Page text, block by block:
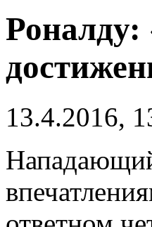
Роналду:
13.4.2016,